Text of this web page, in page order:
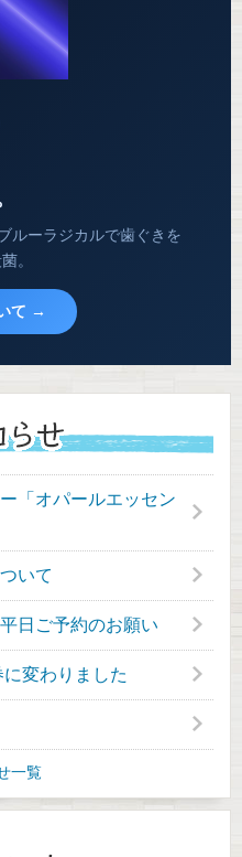
ルーラジカルで歯ぐきを
。
て →
「オパールエッセン
いて
日ご予約のお願い
変わりました
一覧